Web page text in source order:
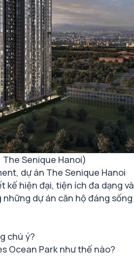
Senique Hanoi)
dự án The Senique Hanoi
kế hiện đại, tiện ích đa dạng và
dự án căn hộ đáng sống
chú ý?
Ocean Park như thế nào?